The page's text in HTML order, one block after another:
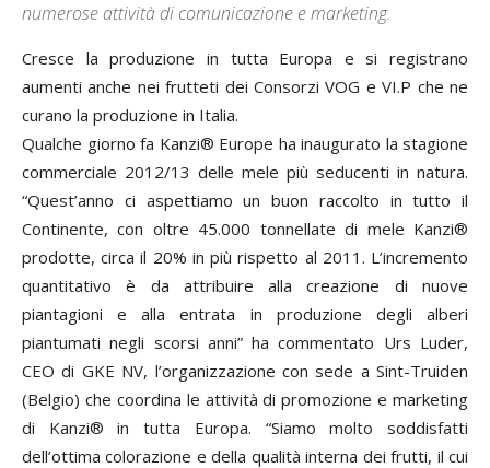
numerose attività di comunicazione e marketing.
Cresce la produzione in tutta Europa e si registrano
aumenti anche nei frutteti dei Consorzi VOG e VI.P che ne
curano la produzione in Italia.
Qualche giorno fa Kanzi® Europe ha inaugurato la stagione
commerciale 2012/13 delle mele più seducenti in natura.
“Quest’anno ci aspettiamo un buon raccolto in tutto il
Continente, con oltre 45.000 tonnellate di mele Kanzi®
prodotte, circa il 20% in più rispetto al 2011. L’incremento
quantitativo è da attribuire alla creazione di nuove
piantagioni e alla entrata in produzione degli alberi
piantumati negli scorsi anni” ha commentato Urs Luder,
CEO di GKE NV, l’organizzazione con sede a Sint-Truiden
(Belgio) che coordina le attività di promozione e marketing
di Kanzi® in tutta Europa. “Siamo molto soddisfatti
dell’ottima colorazione e della qualità interna dei frutti, il cui